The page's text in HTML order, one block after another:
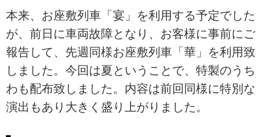
本来、お座敷列車「宴」を利用する予定でした
が、前日に車両故障となり、お客様に事前にご
報告して、先週同様お座敷列車「華」を利用致
しました。今回は夏ということで、特製のうち
わも配布致しました。内容は前回同様に特別な
演出もあり大きく盛り上がりました。